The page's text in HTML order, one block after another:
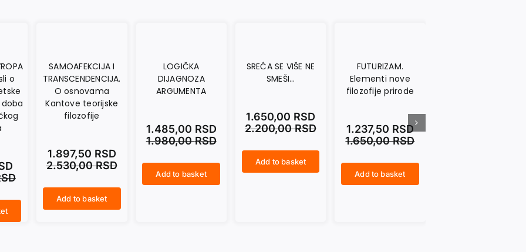
o
SAMOAFEKCIJA I
TRANSCENDENCIJA.
O osnovama
Kantove teorijske
filozofije
2.530,00RSD
1.897,50 RSD
Add to basket
LOGIČKA
DIJAGNOZA
ARGUMENTA
1.980,00RSD
1.485,00 RSD
Add to basket
SREĆA SE VIŠE NE
SMEŠI…
2.200,00RSD
1.650,00 RSD
Add to basket
FUTURIZAM.
Elementi nove
filozofije prirode
1.650,00RSD
1.237,50 RSD
Add to basket